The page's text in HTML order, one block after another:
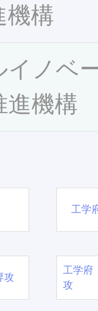
機構
イノベ
進機構
工学
攻
工学府
攻